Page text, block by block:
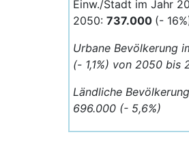
Einw./Stadt im Jahr
2050: 737.000 (-
Urbane Bevölkerung
(- 1,1%) von 2050 bis
Ländliche
696.000 (- 5,6%)